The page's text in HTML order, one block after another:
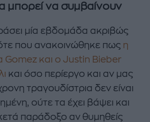
μπορεί να συμβαίνουν
μία εβδομάδα ακριβώς
που ανακοινώθηκε πως η
Gomez και ο Justin Bieber
και όσο περίεργο και αν μας
τραγουδίστρια δεν είναι
ούτε τα έχει βάψει και
παράδοξο αν θυμηθείς